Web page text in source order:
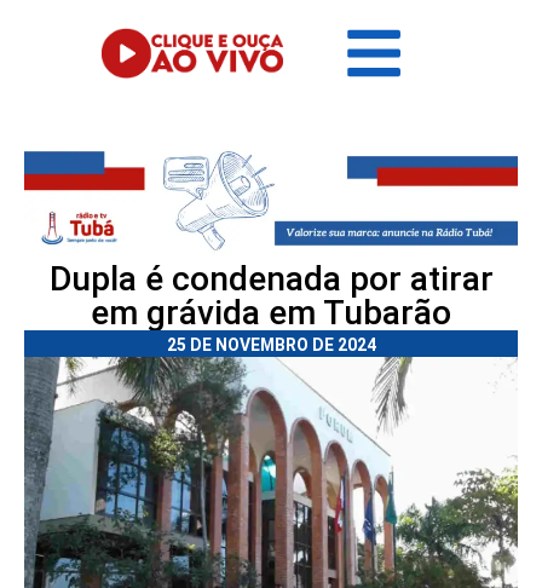
Dupla é condenada por atirar
em grávida em Tubarão
25 DE NOVEMBRO DE 2024